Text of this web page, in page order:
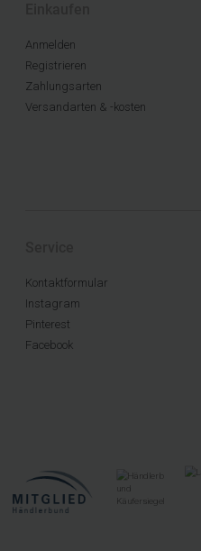
Anmelden
Registrieren
Zahlungsarten
Versandarten & -kosten
Kontaktformular
Instagram
Pinterest
Facebook